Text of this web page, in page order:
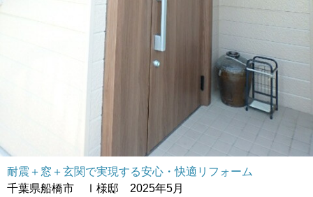
耐震＋窓＋玄関で実現する安心・快適リフォーム
千葉県船橋市 Ⅰ様邸 2025年5月